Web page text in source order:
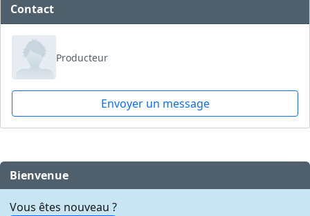
Contact
Producteur
Envoyer un message
Bienvenue
Vous êtes nouveau ?